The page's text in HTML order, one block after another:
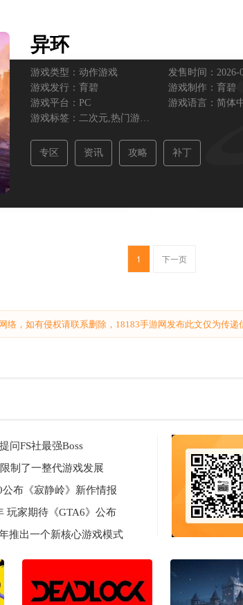
异环
游戏类型： 动作游戏
发售时间：2026-
游戏发行： 育碧 游戏制作： 育碧
游戏平台： PC 游戏语言： 简体
游戏标签： 二次元,热门游戏,
专区 资讯 攻略 补丁
1 下一页
络，如有侵权请联系删除，18183手游网发布此文仅为传递
问FS社最强Boss
制了一整代游戏发展
布《寂静岭》新作情报
玩家期待《GTA6》公布
推出一个新核心游戏模式